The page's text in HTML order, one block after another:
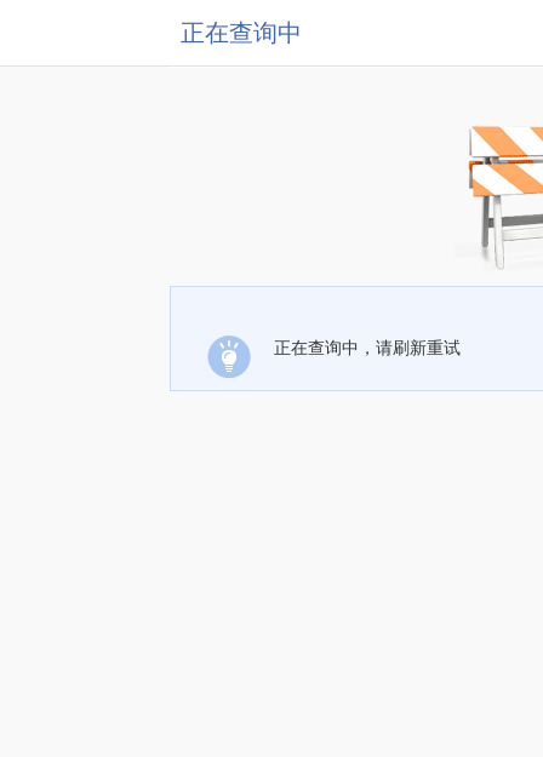
正在查询中
正在查询中，请刷新重试